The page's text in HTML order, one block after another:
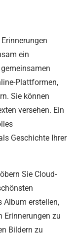
ein
Plattformen,
Sie können
versehen. Ein
Geschichte Ihrer
Sie Cloud-
Album erstellen,
Erinnerungen zu
Bildern zu